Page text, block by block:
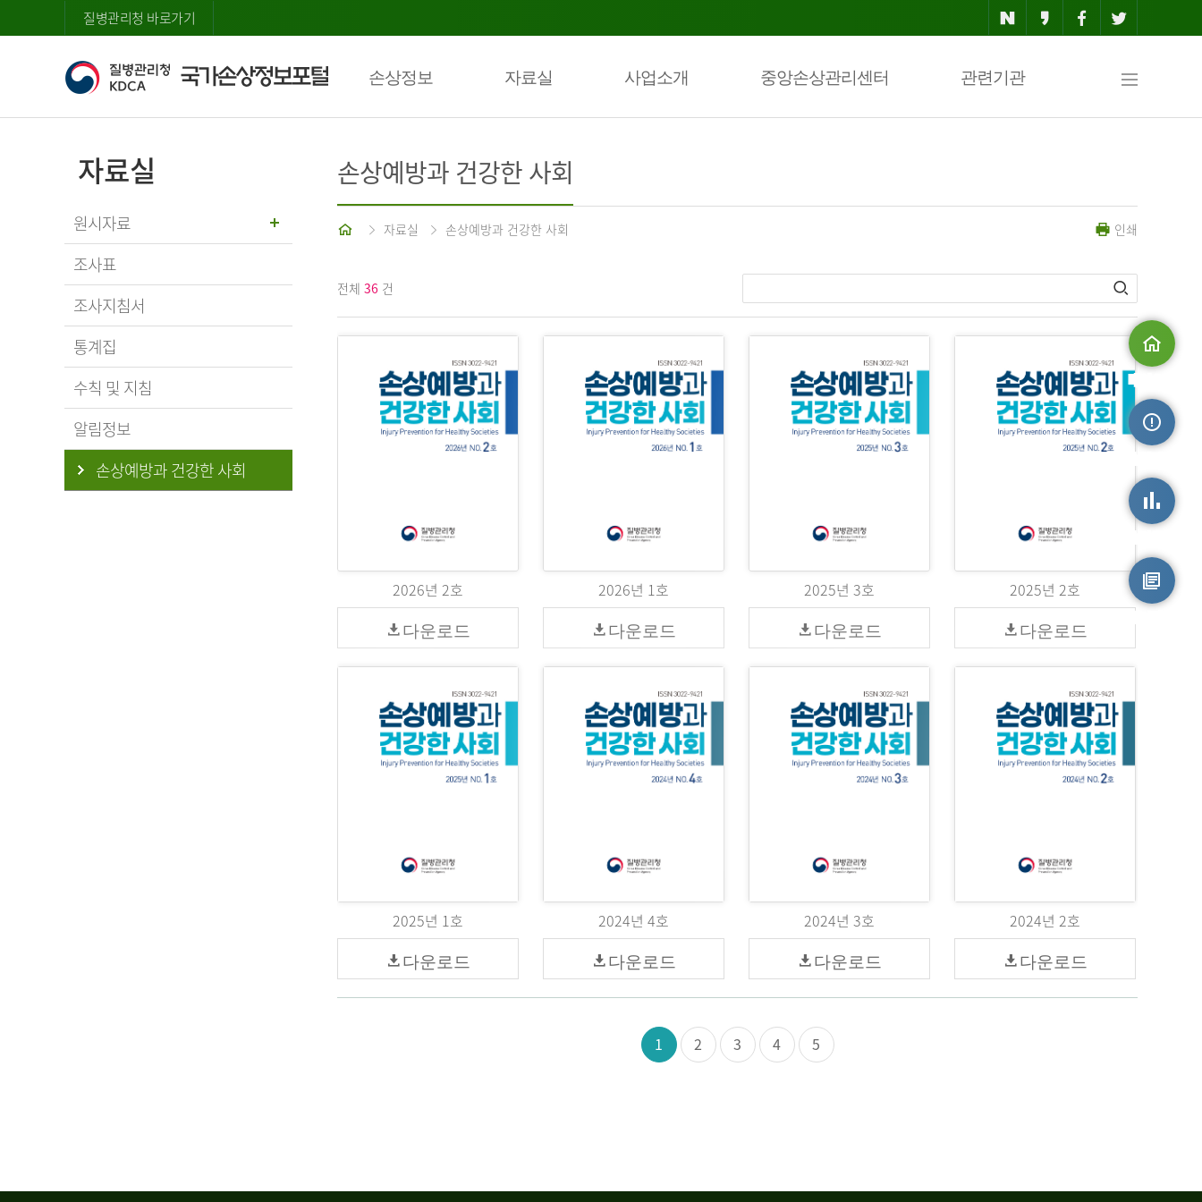
질병관리청 바로가기
손상정보 자료실 사업소개 중앙손상관리센터 관련기관
맵
자료실
원시자료
조사표
조사지침서
통계집
수칙 및 지침
알림정보
손상예방과 건강한 사회
손상예방과 건강한 사회
홈 자료실 손상예방과 건강한 사회 인쇄
전체 36 건
2026년 2호
다운로드
2026년 1호
다운로드
2025년 3호
다운로드
2025년 2호
다운로드
2025년 1호
다운로드
2024년 4호
다운로드
2024년 3호
다운로드
2024년 2호
다운로드
1 2 3 4 5
메인으로
원시자료